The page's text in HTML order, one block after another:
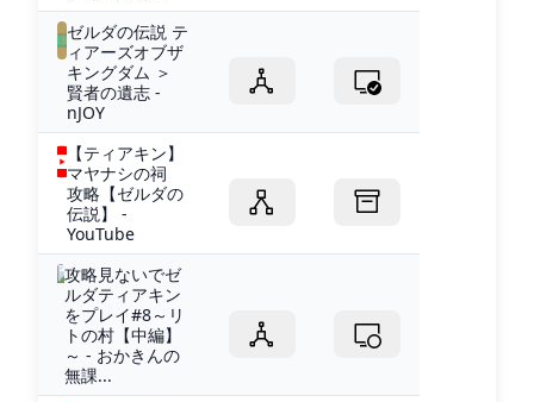
ゼルダの伝説 テ
ィアーズオブザ
キングダム ＞
賢者の遺志 -
nJOY
【ティアキン】
マヤナシの祠
攻略【ゼルダの
伝説】 -
YouTube
攻略見ないでゼ
ルダティアキン
をプレイ#8～リ
トの村【中編】
～ - おかきんの
無課...